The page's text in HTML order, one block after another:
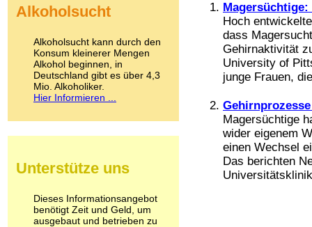
Hoch
dass
Gehirnaktivität
University of
junge Frauen,
Magersüchtige
wider eigenem
einen Wechsel
Das berichten
Kokain
LSD
Marihuana
Medikamente
Meskalin
Metamphetamin
Methadon
Pilze
Psychopharmaka
Schlafmittel
Schmerzmittel
Alkoholsucht
Alkoholsucht kann durch den
Konsum kleinerer Mengen
Alkohol beginnen, in
Deutschland gibt es über 4,3
Mio. Alkoholiker.
Hier Informieren ...
Unterstütze uns
Dieses Informationsangebot
benötigt Zeit und Geld, um
ausgebaut und betrieben zu